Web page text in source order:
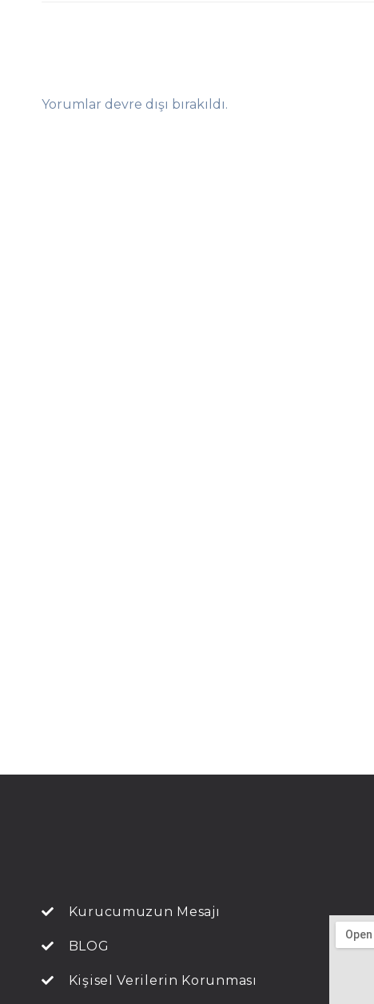
Yorumlar devre dışı bırakıldı.
Kurucumuzun Mesajı
BLOG
Kişisel Verilerin Korunması